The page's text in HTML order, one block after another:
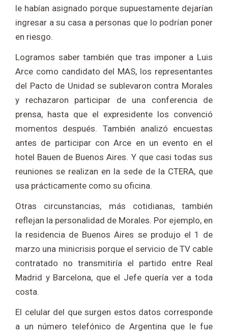
le habían asignado porque supuestamente dejarían
ingresar a su casa a personas que lo podrían poner
en riesgo.
Logramos saber también que tras imponer a Luis
Arce como candidato del MAS, los representantes
del Pacto de Unidad se sublevaron contra Morales
y rechazaron participar de una conferencia de
prensa, hasta que el expresidente los convenció
momentos después. También analizó encuestas
antes de participar con Arce en un evento en el
hotel Bauen de Buenos Aires. Y que casi todas sus
reuniones se realizan en la sede de la CTERA, que
usa prácticamente como su oficina.
Otras circunstancias, más cotidianas, también
reflejan la personalidad de Morales. Por ejemplo, en
la residencia de Buenos Aires se produjo el 1 de
marzo una minicrisis porque el servicio de TV cable
contratado no transmitiría el partido entre Real
Madrid y Barcelona, que el Jefe quería ver a toda
costa.
El celular del que surgen estos datos corresponde
a un número telefónico de Argentina que le fue